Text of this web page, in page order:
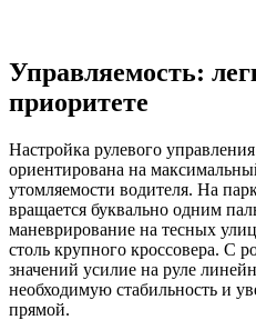
Управляемость:
приоритете
Настройка рулевого
ориентирована на
утомляемости водителя. На
вращается буквально одним
маневрирование на тесных
столь крупного кроссовера. С
значений усилие на руле
необходимую стабильность и
прямой.